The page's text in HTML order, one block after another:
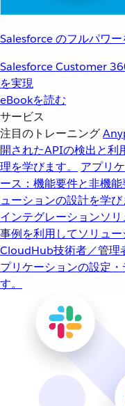
Salesforce のフルパワ
Salesforce Customer
を実現
eBookを読む
サービス
注目のトレーニング
開されたAPIの検出と利
理を学びます。
アプリ
ース：機能要件と非機
ューションの設計を学び
インテグレーションソ
事例を利用してソリュー
CloudHub技術者／管理
プリケーションの設定
す。